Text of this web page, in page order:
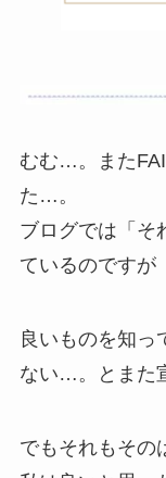
むむ…。また
た…。
ブログでは「そ
ているのですが
良いものを知っ
ない…。とまた
でもそれもその